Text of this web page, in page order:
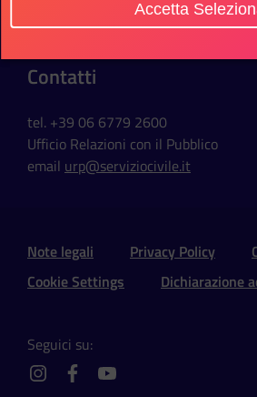
00184 Roma - Italia
Contatti
tel. +39 06 6779 2600
Ufficio Relazioni con il Pubblico
email urp@serviziocivile.it
Sezione Link
Note legali Privacy Policy
Cookie Settings
Dichiarazione
Seguici su:
instagramfacebookyoutube
Accetta